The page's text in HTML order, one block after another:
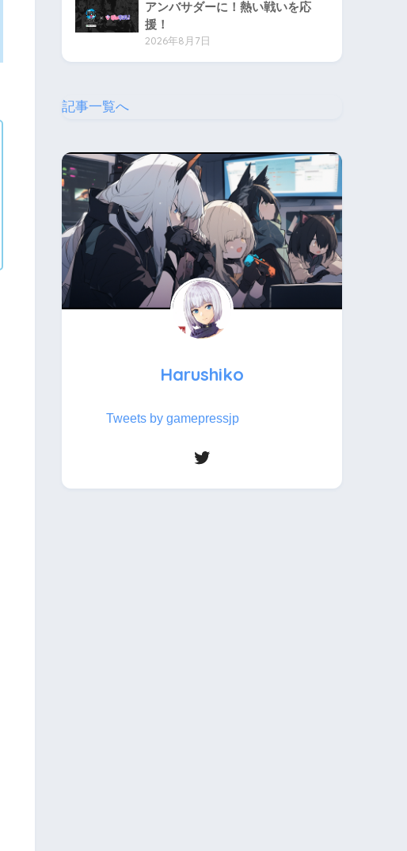
アンバサダーに！熱い戦いを応
援！
2026年8月7日
記事一覧へ
Harushiko
Tweets by gamepressjp